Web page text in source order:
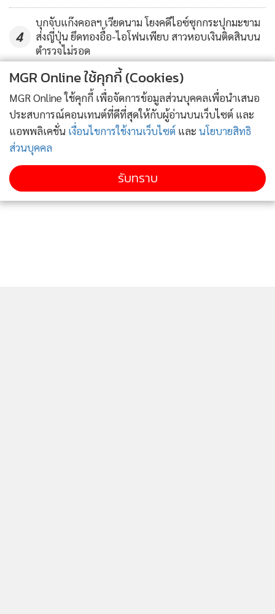
4
บุกจับแก๊งคอลฯ เวียดนาม โยงคดีไอซ์ซุกกระปุกมะขาม
ส่งญี่ปุ่น ยึดทองอื้อ-ไอโฟนเพียบ สาวหอบเงินติดสินบน
ตำรวจไม่รอด
ข่าวอื่นในหมวด
MGR Online ใช้คุกกี้ (Cookies)
MGR Online ใช้คุกกี้ เพื่อจัดการข้อมูลส่วนบุคคลเพื่อนำเสนอ
ประสบการณ์คอนเทนต์ที่ดีที่สุดให้กับผู้อ่านบนเว็บไซต์ และ
แอพพลิเคชั่น เงื่อนไขการใช้งานเว็บไซต์ และ นโยบายสิทธิ
ส่วนบุคคล
รับทราบ